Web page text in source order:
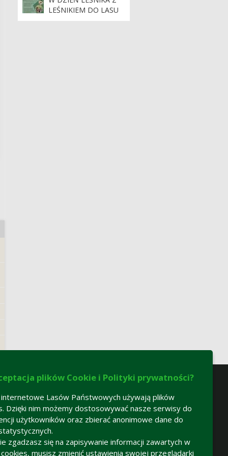
LEŚNIKIEM DO LASU
plików Cookie i Polityki prywatności?
Lasów Państwowych używają plików
Dzięki nim możemy dostosowywać nasze serwisy do
użytkowników oraz zbierać anonimowe dane do
zgadzasz się na zapisywanie informacji zawartych w
cookies, musisz zmienić ustawienia swojej przeglądarki